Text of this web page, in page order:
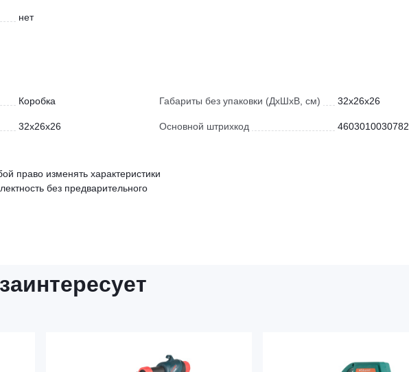
нет
Коробка
32x26x26
Габариты без упаковки (ДхШхВ, см) 32x26x26
Основной штрихкод 4603010030782
право изменять характеристики
без предварительного